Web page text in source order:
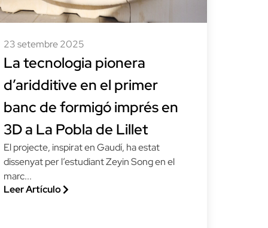
23 setembre 2025
La tecnologia pionera
d’aridditive en el primer
banc de formigó imprés en
3D a La Pobla de Lillet
El projecte, inspirat en Gaudí, ha estat
dissenyat per l’estudiant Zeyin Song en el
marc...
Leer Artículo